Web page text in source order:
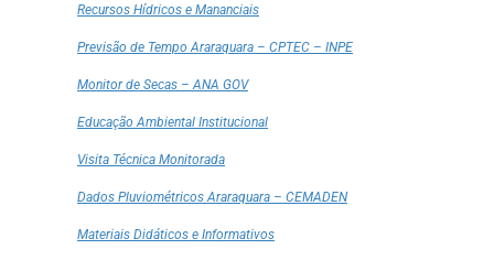
Recursos Hídricos e Mananciais
Previsão de Tempo Araraquara – CPTEC – INPE
Monitor de Secas – ANA GOV
Educação Ambiental Institucional
Visita Técnica Monitorada
Dados Pluviométricos Araraquara – CEMADEN
Materiais Didáticos e Informativos